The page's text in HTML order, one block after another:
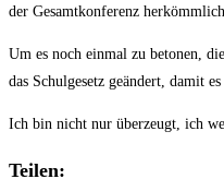
der Gesamtkonferenz
Um es noch einmal zu betonen,
das Schulgesetz geändert, damit
Ich bin nicht nur überzeugt, ich
Teilen: